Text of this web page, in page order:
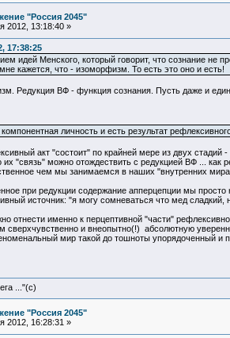
"Россия 2045"
2012, 13:18:40 »
17:38:25
идей Менского, который говорит, что сознание не
кажется, что - изоморфизм. То есть это оно и есть!
Редукция ВФ - функция сознания. Пусть даже и
личность и есть результат
акт "состоит" по крайней мере из двух
"связь" можно отождествить с редукцией ВФ ... как
чем мы занимаемся в наших "внутренних
при редукции содержание апперцепции мы
источник: "я могу сомневаться что мед сладкий,
отнести именно к перцептивной "части"
сверхчувственно и внеопытно(!) абсолютную
мир такой до тошноты упорядоченный и
..."(с)
"Россия 2045"
2012, 16:28:31 »